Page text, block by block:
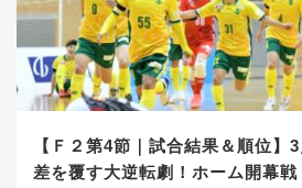
【Ｆ２第4節｜試合結果＆順位】
差を覆す大逆転劇！ホーム開幕戦